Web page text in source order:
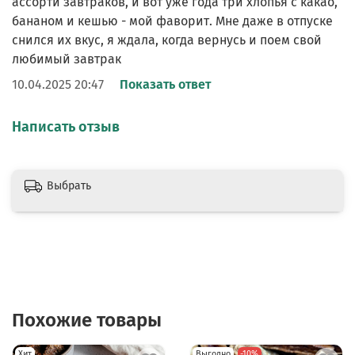
бананом и кешью - мой фаворит. Мне даже в отпуске
снился их вкус, я ждала, когда вернусь и поем свой
любимый завтрак
10.04.2025 20:47
Показать ответ
Написать отзыв
Выбрать
Похожие товары